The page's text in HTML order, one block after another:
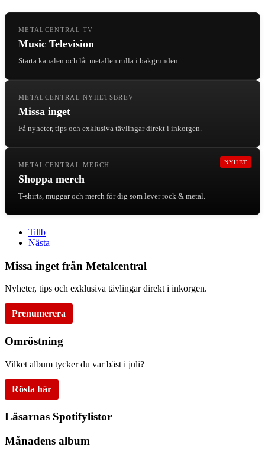
METALCENTRAL TV
Music Television
Starta kanalen och låt metallen rulla i bakgrunden.
METALCENTRAL NYHETSBREV
Missa inget
Få nyheter, tips och exklusiva tävlingar direkt i inkorgen.
NYHET
METALCENTRAL MERCH
Shoppa merch
T-shirts, muggar och merch för dig som lever rock & metal.
Tillb
Nästa
Missa inget från Metalcentral
Nyheter, tips och exklusiva tävlingar direkt i inkorgen.
Prenumerera
Omröstning
Vilket album tycker du var bäst i juli?
Rösta här
Läsarnas Spotifylistor
Månadens album